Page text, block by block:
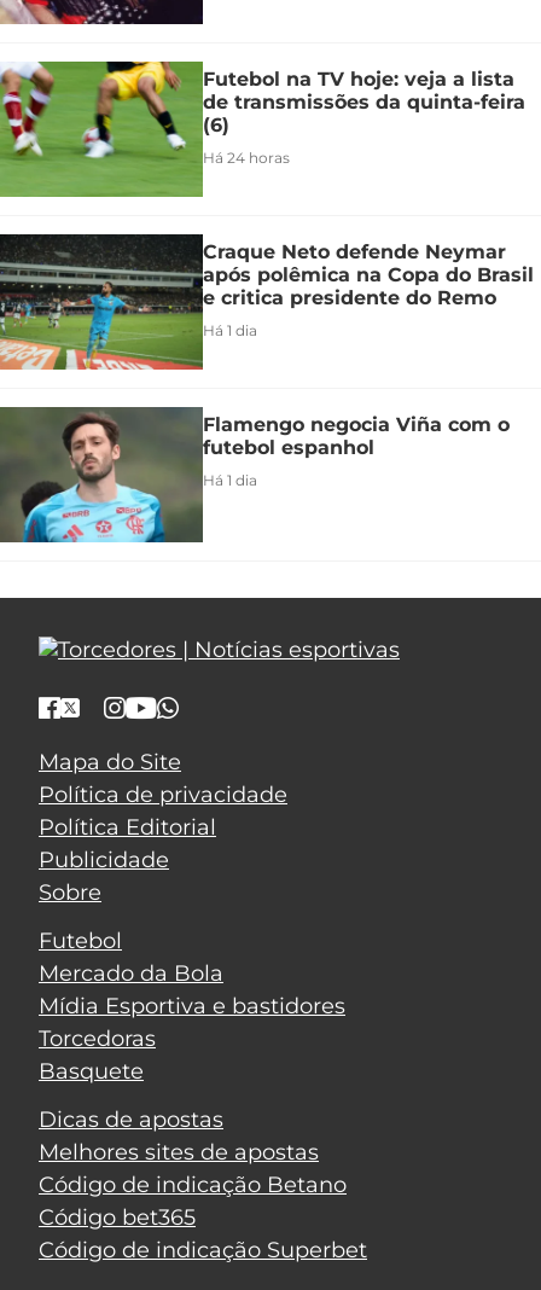
Futebol na TV hoje: veja a lista
de transmissões da quinta-feira
(6)
Há 24 horas
Craque Neto defende Neymar
após polêmica na Copa do Brasil
e critica presidente do Remo
Há 1 dia
Flamengo negocia Viña com o
futebol espanhol
Há 1 dia
Mapa do Site
Política de privacidade
Política Editorial
Publicidade
Sobre
Futebol
Mercado da Bola
Mídia Esportiva e bastidores
Torcedoras
Basquete
Dicas de apostas
Melhores sites de apostas
Código de indicação Betano
Código bet365
Código de indicação Superbet